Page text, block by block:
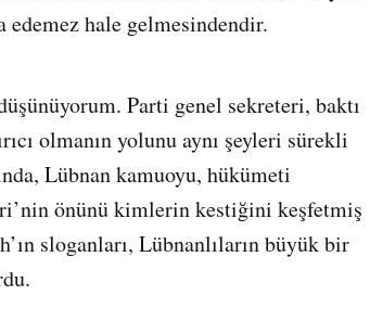
hale gelmesindendir.
Parti genel sekreteri, baktı
olmanın yolunu aynı şeyleri sürekli
Lübnan kamuoyu, hükümeti
önünü kimlerin kestiğini keşfetmiş
sloganları, Lübnanlıların büyük bir